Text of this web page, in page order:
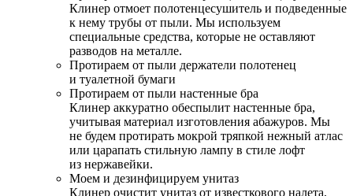
Клинер отмоет полотенцесушитель и подведенные
к нему трубы от пыли. Мы используем
специальные средства, которые не оставляют
разводов на металле.
Протираем от пыли держатели полотенец
и туалетной бумаги
Протираем от пыли настенные бра
Клинер аккуратно обеспылит настенные бра,
учитывая материал изготовления абажуров. Мы
не будем протирать мокрой тряпкой нежный атлас
или царапать стильную лампу в стиле лофт
из нержавейки.
Моем и дезинфицируем унитаз
Клинер очистит унитаз от известкового налета,